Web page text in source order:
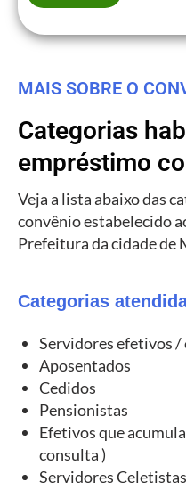
MAIS SOBRE O
Categorias
empréstimo
Veja a lista abaixo das
convênio estabelecido
Prefeitura da cidade de
Categorias
Servidores efetivos
Aposentados
Cedidos
Pensionistas
Efetivos que
consulta )
Servidores